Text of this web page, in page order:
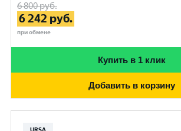
6 800руб.
6 242 руб.
при обмене
Купить в 1 клик
Добавить в корзину